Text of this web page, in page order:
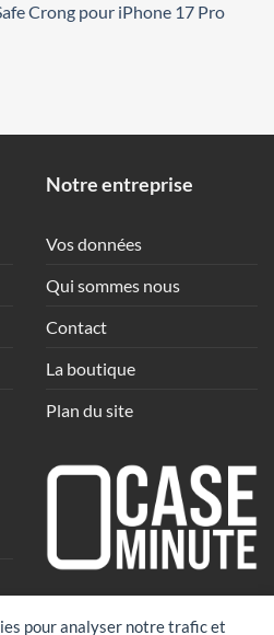
pour analyser notre trafic et
Crong pour iPhone 17 Pro
Notre entreprise
Vos données
Qui sommes nous
Contact
La boutique
Plan du site
Une coque en quelques